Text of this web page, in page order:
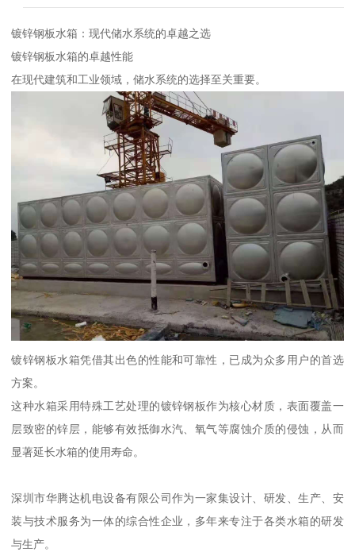
镀锌钢板水箱：现代储水系统的卓越之选
镀锌钢板水箱的卓越性能
在现代建筑和工业领域，储水系统的选择至关重要。
镀锌钢板水箱凭借其出色的性能和可靠性，已成为众多用户的首选
方案。
这种水箱采用特殊工艺处理的镀锌钢板作为核心材质，表面覆盖一
层致密的锌层，能够有效抵御水汽、氧气等腐蚀介质的侵蚀，从而
显著延长水箱的使用寿命。
深圳市华腾达机电设备有限公司作为一家集设计、研发、生产、安
装与技术服务为一体的综合性企业，多年来专注于各类水箱的研发
与生产。